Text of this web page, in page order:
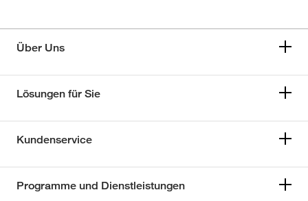
Über Uns
Lösungen für Sie
Kundenservice
Programme und Dienstleistungen